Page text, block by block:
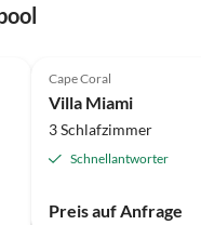
Cape Coral
Villa Miami
3 Schlafzimmer
Schnellantworter
Preis auf Anfrage